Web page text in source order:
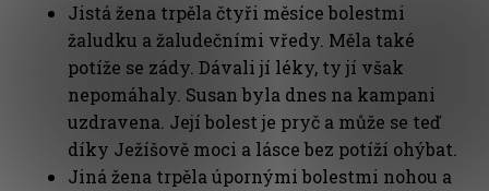
Jistá žena trpěla čtyři měsíce bolestmi
žaludku a žaludečními vředy. Měla také
potíže se zády. Dávali jí léky, ty jí však
nepomáhaly. Susan byla dnes na kampani
uzdravena. Její bolest je pryč a může se teď
díky Ježíšově moci a lásce bez potíží ohýbat.
Jiná žena trpěla úpornými bolestmi nohou a